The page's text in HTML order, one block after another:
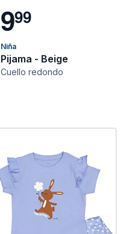
999
Niña
Pijama - Beige
Cuello redondo